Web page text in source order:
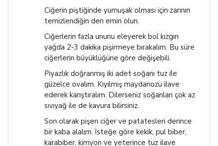
Ciğerin piştiğinde yumuşak olması için zarının
temizlendiğin den emin olun.
Ciğerlerin fazla ununu eleyerek bol kızgın
yağda 2-3 dakika pişirmeye bırakalım. Bu süre
ciğerlerin büyüklüğüne göre değişebili.
Piyazlık doğranmış iki adet soğanı tuz ile
güzelce ovalım. Kıyılmış maydanozu ilave
ederek karıştıralım. Dilerseniz soğanları çok az
sıvıyağ ile de kavura bilirsiniz.
Son olarak pişen ciğer ve patatesleri derince
bir kaba alalım. İsteğe göre kekik, pul biber,
karabiber, kimyon ve yeterince tuz ilave